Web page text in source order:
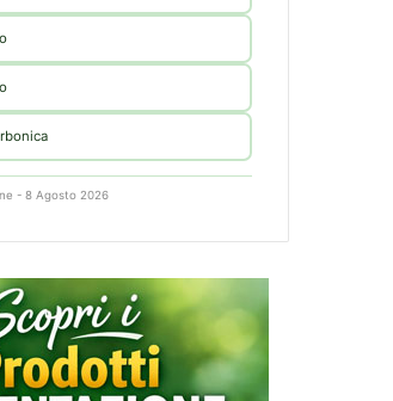
- 8 Agosto 2026